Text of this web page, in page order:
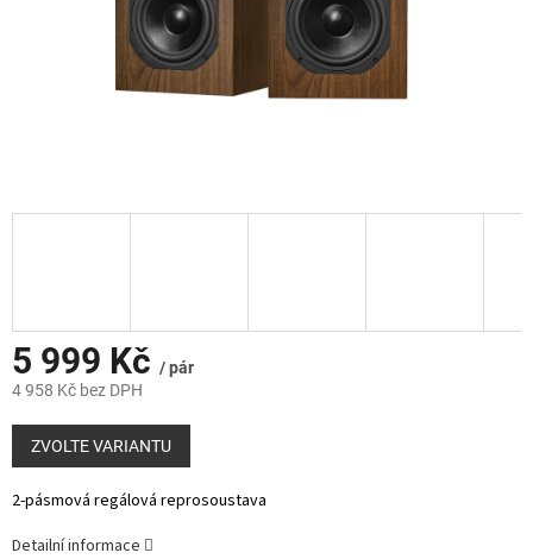
5 999 Kč / pár
4 958 Kč bez DPH
Měrná
cena:
ZVOLTE VARIANTU
2-pásmová regálová reprosoustava
Detailní informace